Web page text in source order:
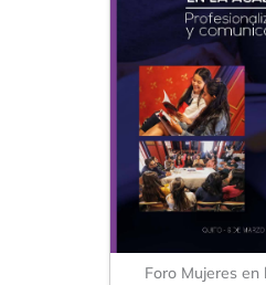
Foro Mujeres en